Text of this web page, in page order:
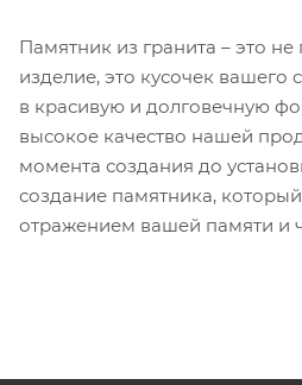
Памятник из гранита – это
изделие, это кусочек
в красивую и долговечную
высокое качество нашей
момента создания до
создание памятника,
отражением вашей памяти и